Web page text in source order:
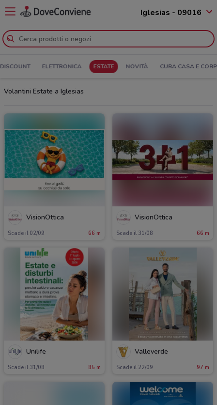
Iglesias - 09016
DISCOUNT ELETTRONICA ESTATE NOVITÀ CURA CASA E
Volantini Estate a Iglesias
VisionOttica
Scade il 02/09 66 m
VisionOttica
Scade il 31/08 66 m
Unilife
Scade il 31/08 85 m
Valleverde
Scade il 22/09 97 m